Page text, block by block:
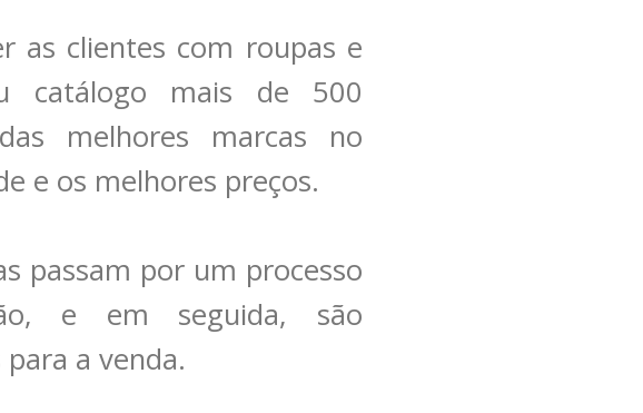
as clientes com roupas e
catálogo mais de 500
melhores marcas no
e os melhores preços.
passam por um processo
e em seguida, são
a venda.